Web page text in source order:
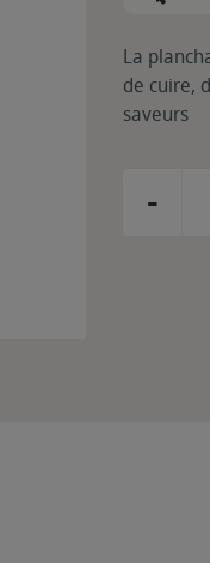
La
de cuire,
saveurs
-